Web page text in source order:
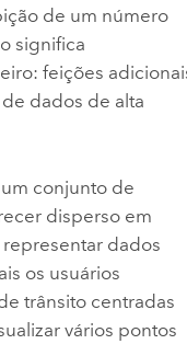
de um número
significa
feições
dados de alta
conjunto de
disperso em
dados
os usuários
trânsito centradas
vários pontos